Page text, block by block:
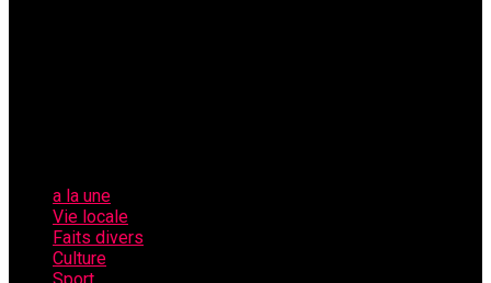
a la une
Vie locale
Faits divers
Culture